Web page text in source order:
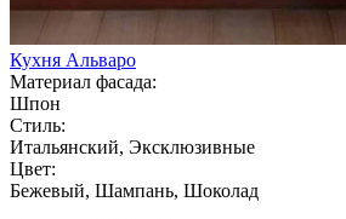
Кухня Альваро
Материал фасада:
Шпон
Стиль:
Итальянский, Эксклюзивные
Цвет:
Бежевый, Шампань, Шоколад